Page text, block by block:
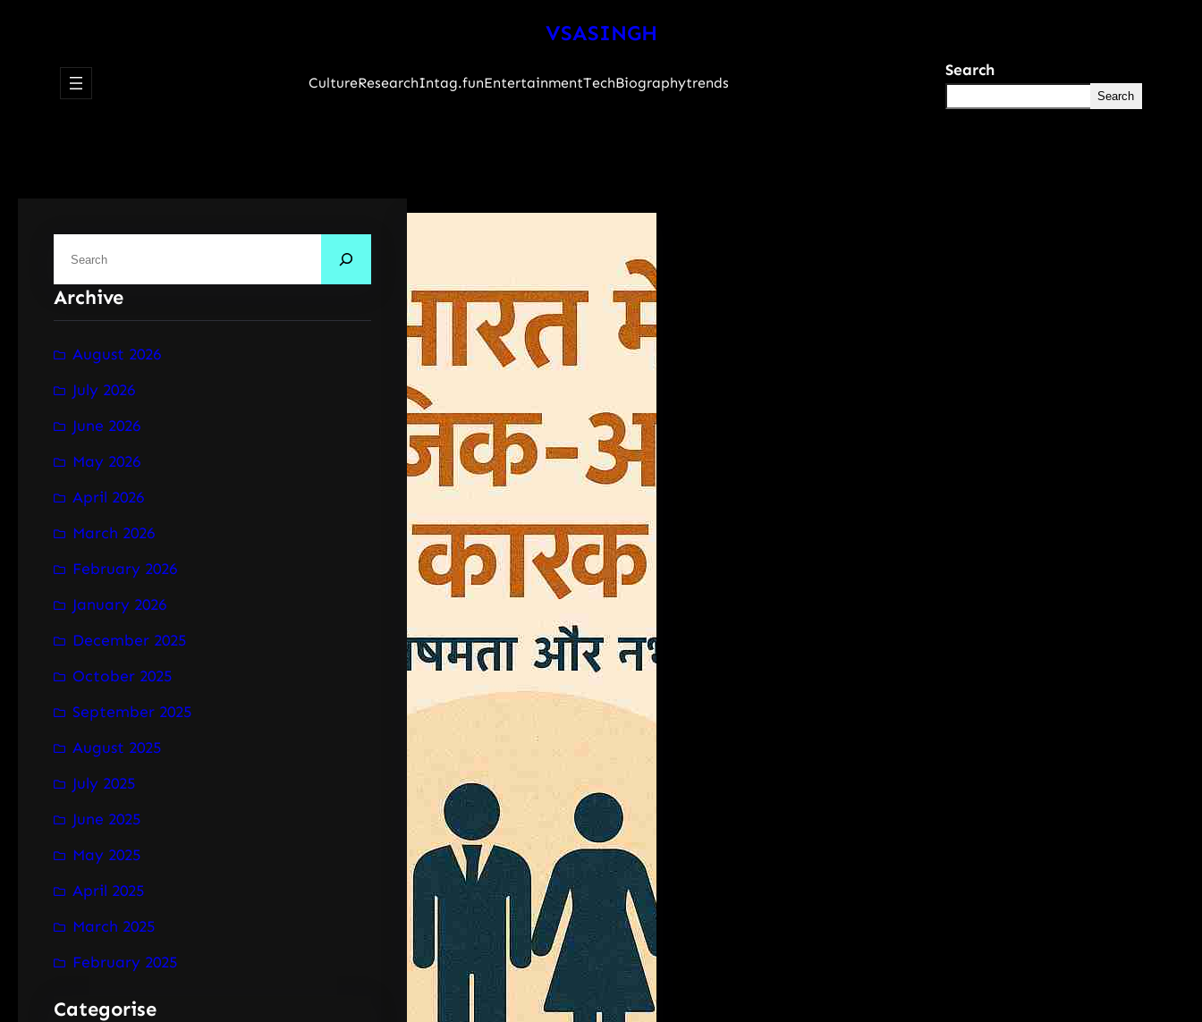
VSASINGH
CultureResearchIntag.funEntertainmentTechBiographytrends
Search
Search
a
r
c
Archive
August 2026
July 2026
June 2026
May 2026
April 2026
March 2026
February 2026
January 2026
December 2025
October 2025
September 2025
August 2025
July 2025
June 2025
May 2025
April 2025
March 2025
February 2025
Categorise